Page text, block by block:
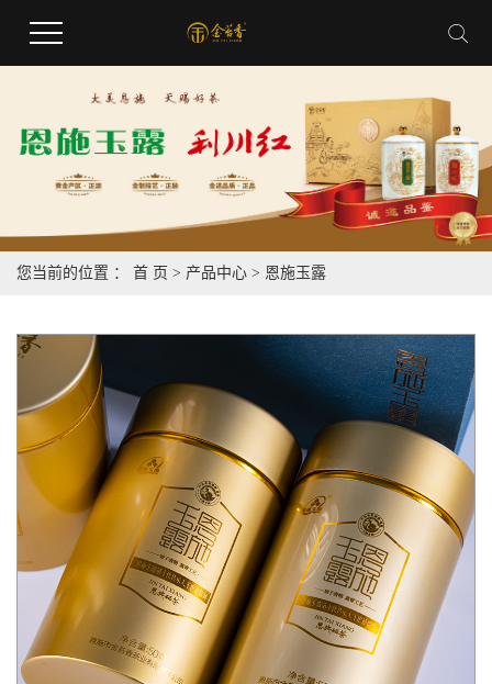
您当前的位置 ： 首 页 > 产品中心 > 恩施玉露